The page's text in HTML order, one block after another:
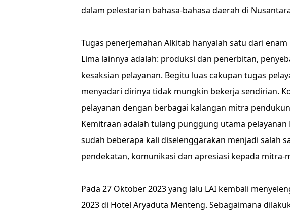
dalam pelestarian bahasa-bahasa daerah di
Tugas penerjemahan Alkitab hanyalah satu dari
Lima lainnya adalah: produksi dan penerbitan,
kesaksian pelayanan. Begitu luas cakupan tugas
menyadari dirinya tidak mungkin bekerja sendirian.
pelayanan dengan berbagai kalangan mitra
Kemitraan adalah tulang punggung utama pelayanan
sudah beberapa kali diselenggarakan menjadi salah
pendekatan, komunikasi dan apresiasi kepada mitra-
Pada 27 Oktober 2023 yang lalu LAI kembali
2023 di Hotel Aryaduta Menteng. Sebagaimana